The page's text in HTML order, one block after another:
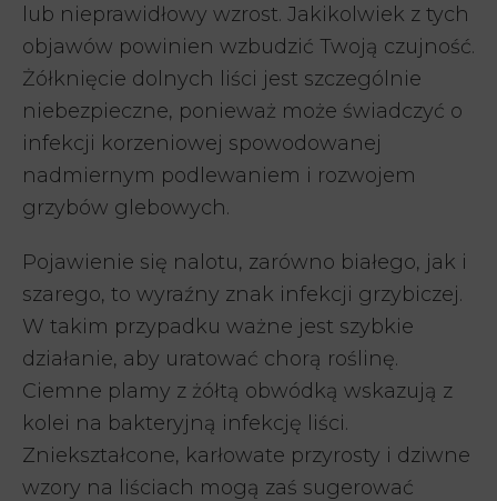
lub nieprawidłowy wzrost. Jakikolwiek z tych
objawów powinien wzbudzić Twoją czujność.
Żółknięcie dolnych liści jest szczególnie
niebezpieczne, ponieważ może świadczyć o
infekcji korzeniowej spowodowanej
nadmiernym podlewaniem i rozwojem
grzybów glebowych.
Pojawienie się nalotu, zarówno białego, jak i
szarego, to wyraźny znak infekcji grzybiczej.
W takim przypadku ważne jest szybkie
działanie, aby uratować chorą roślinę.
Ciemne plamy z żółtą obwódką wskazują z
kolei na bakteryjną infekcję liści.
Zniekształcone, karłowate przyrosty i dziwne
wzory na liściach mogą zaś sugerować